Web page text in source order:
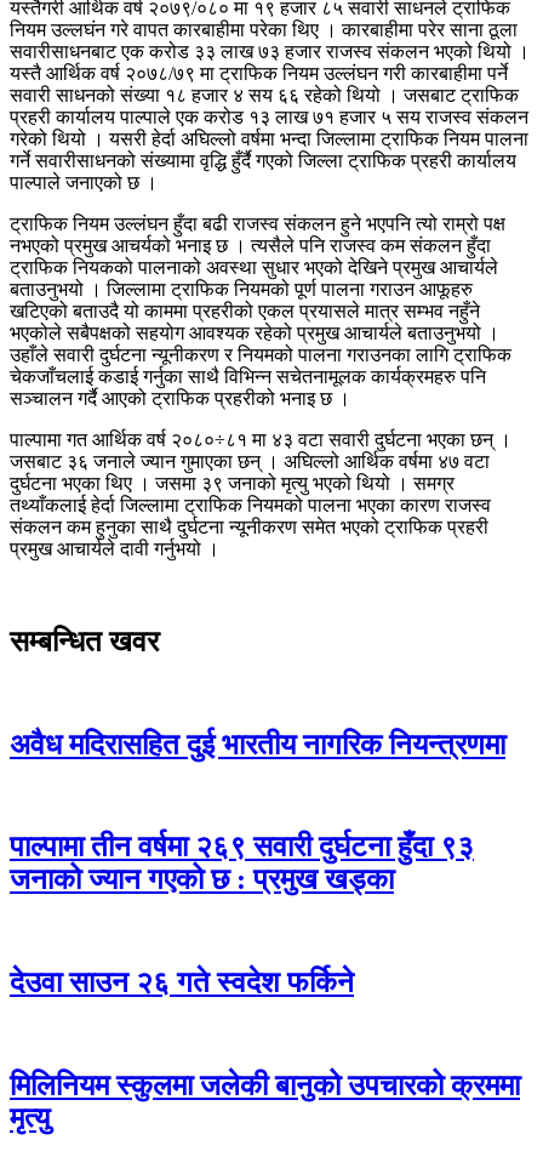
यस्तैगरी आर्थिक वर्ष २०७९/०८० मा १९ हजार ८५ सवारी साधनले ट्राफिक
नियम उल्लघंन गरे वापत कारबाहीमा परेका थिए । कारबाहीमा परेर साना ठूला
सवारीसाधनबाट एक करोड ३३ लाख ७३ हजार राजस्व संकलन भएको थियो ।
यस्तै आर्थिक वर्ष २०७८/७९ मा ट्राफिक नियम उल्लंघन गरी कारबाहीमा पर्ने
सवारी साधनको संख्या १८ हजार ४ सय ६६ रहेको थियो । जसबाट ट्राफिक
प्रहरी कार्यालय पाल्पाले एक करोड १३ लाख ७१ हजार ५ सय राजस्व संकलन
गरेको थियो । यसरी हेर्दा अघिल्लो वर्षमा भन्दा जिल्लामा ट्राफिक नियम पालना
गर्ने सवारीसाधनको संख्यामा वृद्धि हुँर्दै गएको जिल्ला ट्राफिक प्रहरी कार्यालय
पाल्पाले जनाएको छ ।
ट्राफिक नियम उल्लंघन हुँदा बढी राजस्व संकलन हुने भएपनि त्यो राम्रो पक्ष
नभएको प्रमुख आचर्यको भनाइ छ । त्यसैले पनि राजस्व कम संकलन हुँदा
ट्राफिक नियकको पालनाको अवस्था सुधार भएको देखिने प्रमुख आचार्यले
बताउनुभयो । जिल्लामा ट्राफिक नियमको पूर्ण पालना गराउन आफूहरु
खटिएको बताउदै यो काममा प्रहरीको एकल प्रयासले मात्र सम्भव नहुँने
भएकोले सबैपक्षको सहयोग आवश्यक रहेको प्रमुख आचार्यले बताउनुभयो ।
उहाँले सवारी दुर्घटना न्यूनीकरण र नियमको पालना गराउनका लागि ट्राफिक
चेकजाँचलाई कडाई गर्नुका साथै विभिन्न सचेतनामूलक कार्यक्रमहरु पनि
सञ्चालन गर्दै आएको ट्राफिक प्रहरीको भनाइ छ ।
पाल्पामा गत आर्थिक वर्ष २०८०÷८१ मा ४३ वटा सवारी दुर्घटना भएका छन् ।
जसबाट ३६ जनाले ज्यान गुमाएका छन् । अघिल्लो आर्थिक वर्षमा ४७ वटा
दुर्घटना भएका थिए । जसमा ३९ जनाको मृत्यु भएको थियो । समग्र
तथ्याँकलाई हेर्दा जिल्लामा ट्राफिक नियमको पालना भएका कारण राजस्व
संकलन कम हुनुका साथै दुर्घटना न्यूनीकरण समेत भएको ट्राफिक प्रहरी
प्रमुख आचार्यले दावी गर्नुभयो ।
सम्बन्धित खवर
अवैध मदिरासहित दुई भारतीय नागरिक नियन्त्रणमा
पाल्पामा तीन वर्षमा २६९ सवारी दुर्घटना हुँदा ९३
जनाको ज्यान गएको छ : प्रमुख खड्का
देउवा साउन २६ गते स्वदेश फर्किने
मिलिनियम स्कुलमा जलेकी बानुको उपचारको क्रममा
मृत्यु